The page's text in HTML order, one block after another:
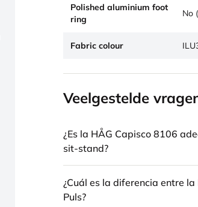
Polished aluminium foot
ring
No
Fabric colour
Veelgestelde
¿Es la HÅG Capisco 8106
sit-stand?
¿Cuál es la diferencia entre
Puls?